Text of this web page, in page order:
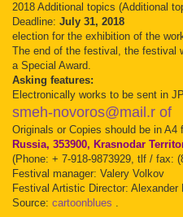
2018 Additional topics (Additional
Deadline: July 31, 2018
election for the exhibition of the
The end of the festival, the festival
a Special Award.
Asking features:
Electronically works to be sent in
smeh-novoros@mail.r of
Originals or Copies should be in A4
Russia, 353900, Krasnodar
(Phone: + 7-918-9873929, tlf / fax:
Festival manager: Valery Volkov
Festival Artistic Director: Alexander
Source: cartoonblues .